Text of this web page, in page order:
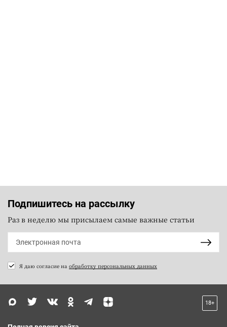
Подпишитесь на рассылку
Раз в неделю мы присылаем самые важные статьи
Я даю согласие на обработку персональных данных
18+